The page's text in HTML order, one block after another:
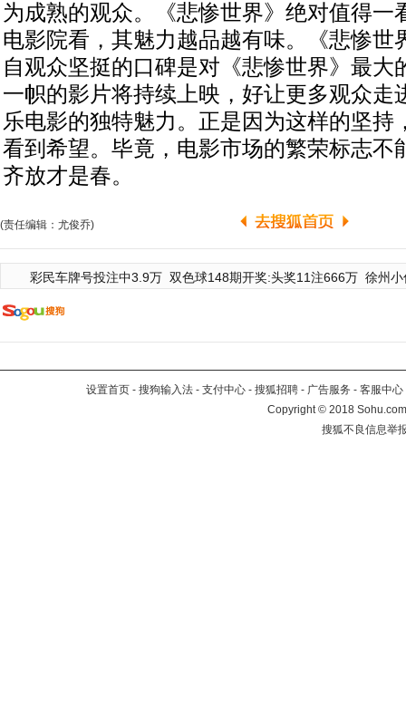
为成熟的观众。《悲惨世界》绝对值得一
电影院看，其魅力越品越有味。《悲惨世
自观众坚挺的口碑是对《悲惨世界》最大
一帜的影片将持续上映，好让更多观众走
乐电影的独特魅力。正是因为这样的坚持
看到希望。毕竟，电影市场的繁荣标志不
齐放才是春。
(责任编辑：尤俊乔)
彩民车牌号投注中3.9万 双色球148期开奖:头奖11注666万 徐州
设置首页 - 搜狗输入法 - 支付中心 - 搜狐招聘 - 广告服务 - 客服中心
Copyright©2018
搜狐不良信息举